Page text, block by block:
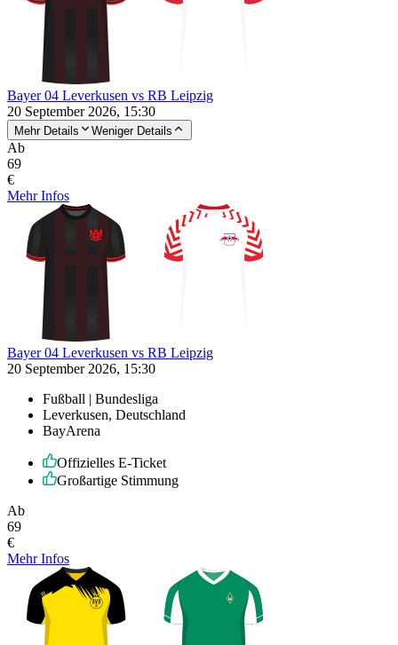
Bayer 04 Leverkusen vs RB Leipzig
20 September 2026, 15:30
Mehr Details Weniger Details
Ab
69
€
Mehr Infos
Bayer 04 Leverkusen vs RB Leipzig
20 September 2026, 15:30
Fußball | Bundesliga
Leverkusen, Deutschland
BayArena
Offizielles E-Ticket
Großartige Stimmung
Ab
69
€
Mehr Infos